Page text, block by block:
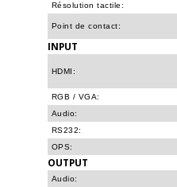
Résolution tactile:
Point de contact:
INPUT
HDMI:
RGB / VGA:
Audio:
RS232:
OPS:
OUTPUT
Audio: